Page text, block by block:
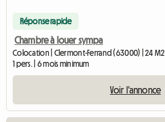
Réponse rapide
Chambre à louer sympa
Colocation | Clermont-Ferrand (63000) | 24 M2
1 pers. | 6 mois minimum
Voir l'annonce